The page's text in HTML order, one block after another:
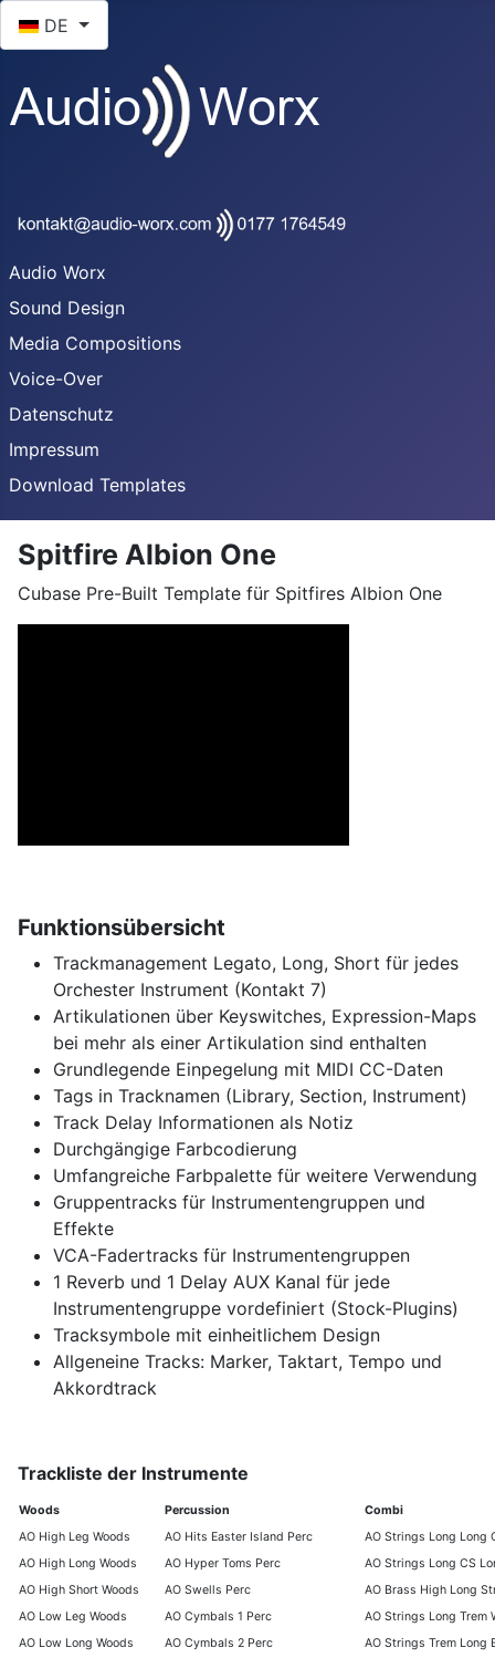
DE
Audio Worx
Sound Design
Media Compositions
Voice-Over
Datenschutz
Impressum
Download Templates
Spitfire Albion One
Cubase Pre-Built Template für Spitfires Albion One
Funktionsübersicht
Trackmanagement Legato, Long, Short für jedes
Orchester Instrument (Kontakt 7)
Artikulationen über Keyswitches, Expression-Maps
bei mehr als einer Artikulation sind enthalten
Grundlegende Einpegelung mit MIDI CC-Daten
Tags in Tracknamen (Library, Section, Instrument)
Track Delay Informationen als Notiz
Durchgängige Farbcodierung
Umfangreiche Farbpalette für weitere Verwendung
Gruppentracks für Instrumentengruppen und
Effekte
VCA-Fadertracks für Instrumentengruppen
1 Reverb und 1 Delay AUX Kanal für jede
Instrumentengruppe vordefiniert (Stock-Plugins)
Tracksymbole mit einheitlichem Design
Allgeneine Tracks: Marker, Taktart, Tempo und
Akkordtrack
Trackliste der Instrumente
Woods
AO High Leg Woods
AO High Long Woods
AO High Short Woods
AO Low Leg Woods
AO Low Long Woods
Percussion
AO Hits Easter Island Perc
AO Hyper Toms Perc
AO Swells Perc
AO Cymbals 1 Perc
AO Cymbals 2 Perc
Combi
AO Strings Long Long
AO Strings Long CS
AO Brass High Long
AO Strings Long Trem
AO Strings Trem Long